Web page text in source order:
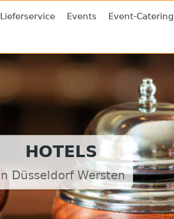
Lieferservice Events Event-Catering
HOTELS
Düsseldorf Wersten